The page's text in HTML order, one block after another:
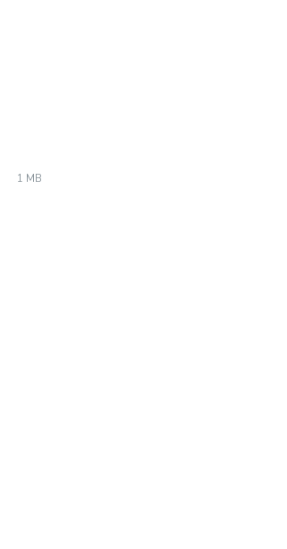
File
pdf
File
1 MB